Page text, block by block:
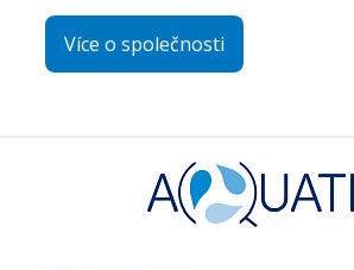
Více o společnosti